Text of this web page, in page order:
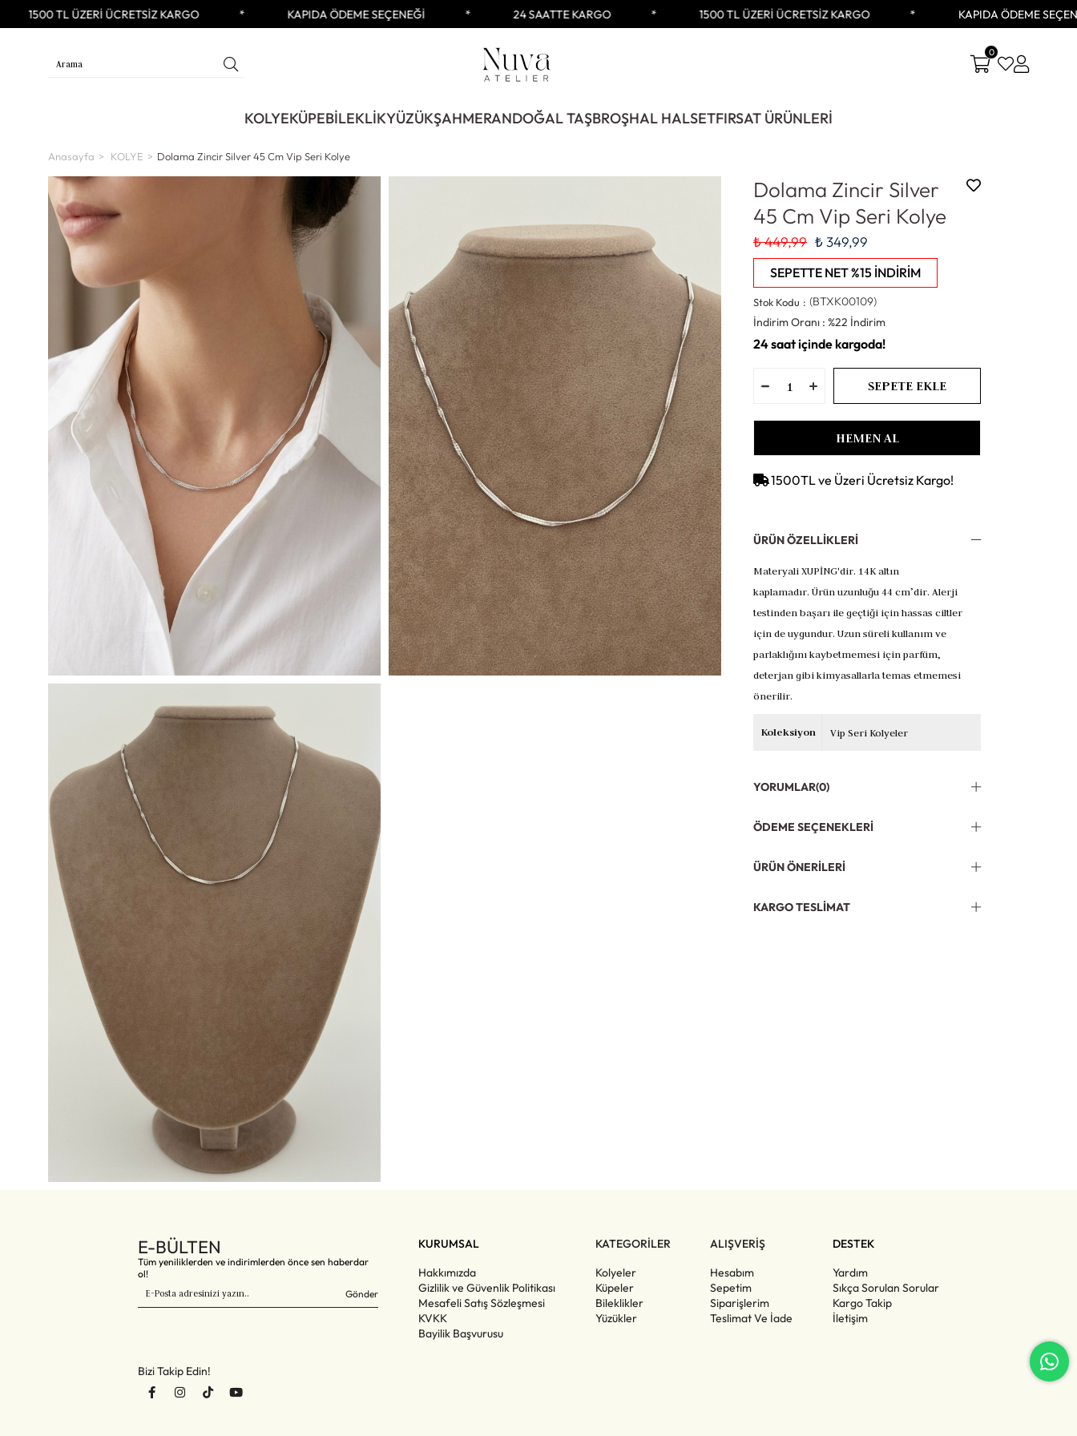
1500 TL ÜZERİ ÜCRETSİZ KARGO KAPIDA ÖDEME SEÇENEĞİ 24 SAATTE KARGO 1500 TL ÜZERİ ÜCRETSİZ KARGO KAPIDA ÖDEME
0
KOLYEKÜPEBİLEKLİKYÜZÜKŞAHMERANDOĞAL TAŞBROŞHAL HALSETFIRSAT ÜRÜNLERİ
Anasayfa KOLYE Dolama Zincir Silver 45 Cm Vip Seri Kolye
Dolama Zincir Silver
45 Cm Vip Seri Kolye
₺ 449,99 ₺ 349,99
SEPETTE NET %15 İNDİRİM
Stok Kodu
(BTXK00109)
İndirim Oranı : %22 İndirim
1500TL ve Üzeri Ücretsiz Kargo!
ÜRÜN ÖZELLIKLERI
Materyali XUPİNG'dir. 14K altın
kaplamadır. Ürün uzunluğu 44 cm’dir. Alerji
testinden başarı ile geçtiği için hassas ciltler
için de uygundur. Uzun süreli kullanım ve
parlaklığını kaybetmemesi için parfüm,
deterjan gibi kimyasallarla temas etmemesi
önerilir.
Koleksiyon Vip Seri Kolyeler
YORUMLAR(0)
ÖDEME SEÇENEKLERI
ÜRÜN ÖNERILERI
KARGO TESLIMAT
E-BÜLTEN
Tüm yeniliklerden ve indirimlerden önce sen haberdar
ol!
Gönder
Bizi Takip Edin!
KURUMSAL
Hakkımızda
Gizlilik ve Güvenlik Politikası
Mesafeli Satış Sözleşmesi
KVKK
Bayilik Başvurusu
KATEGORİLER
Kolyeler
Küpeler
Bileklikler
Yüzükler
ALIŞVERİŞ
Hesabım
Sepetim
Siparişlerim
Teslimat Ve İade
DESTEK
Yardım
Sıkça Sorulan Sorular
Kargo Takip
İletişim